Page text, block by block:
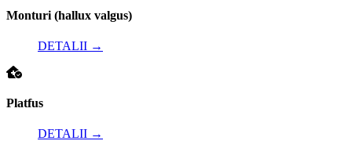
Monturi (hallux valgus)
DETALII →
Platfus
DETALII →